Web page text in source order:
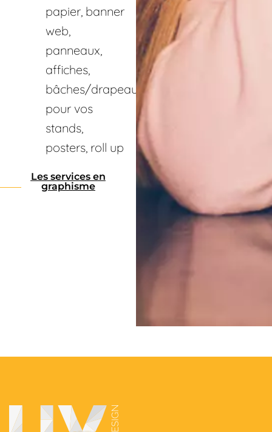
papier, banner
web,
panneaux,
affiches,
bâches/drapeaux
pour vos
stands,
posters, roll up
Les services en
graphisme